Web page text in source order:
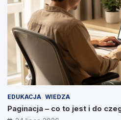
EDUKACJA WIEDZA
Paginacja – co to jest i do